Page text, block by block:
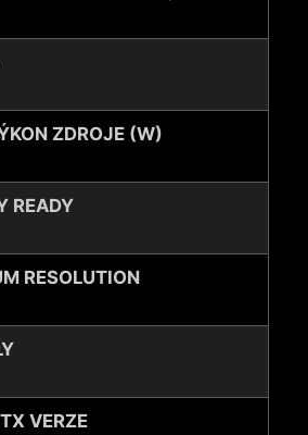
ZDROJE (W)
READY
RESOLUTION
VERZE